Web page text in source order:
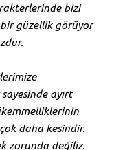
bizi
güzellik görüyor
ayırt
daha kesindir.
zorunda değiliz.